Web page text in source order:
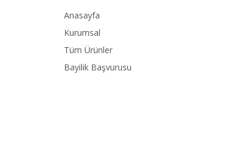
Anasayfa
Kurumsal
Tüm Ürünler
Bayilik Başvurusu